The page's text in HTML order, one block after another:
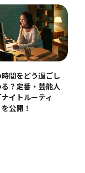
時間をどう過ごし
る？定番・芸能人
ナイトルーティ
公開！